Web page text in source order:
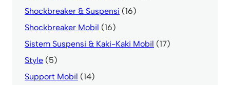
Shockbreaker & Suspensi (16)
Shockbreaker Mobil (16)
Sistem Suspensi & Kaki-Kaki Mobil (17)
Style (5)
Support Mobil (14)